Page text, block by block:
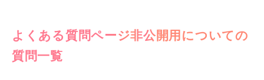
よくある質問ページ非公開用についての
質問一覧